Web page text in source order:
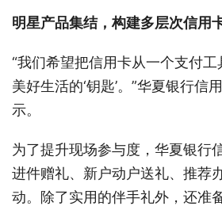
明星产品集结，构建多层次信用
“我们希望把信用卡从一个支付
美好生活的‘钥匙’。”华夏银行信
示。
为了提升现场参与度，华夏银行
进件赠礼、新户动户送礼、推荐
动。除了实用的伴手礼外，还准